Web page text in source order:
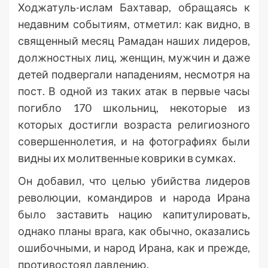
Ходжатуль-ислам Бахтавар, обращаясь к
недавним событиям, отметил: как видно, в
священный месяц Рамадан наших лидеров,
должностных лиц, женщин, мужчин и даже
детей подвергали нападениям, несмотря на
пост. В одной из таких атак в первые часы
погибло 170 школьниц, некоторые из
которых достигли возраста религиозного
совершеннолетия, и на фотографиях были
видны их молитвенные коврики в сумках.
Он добавил, что целью убийства лидеров
революции, командиров и народа Ирана
было заставить нацию капитулировать,
однако планы врага, как обычно, оказались
ошибочными, и народ Ирана, как и прежде,
противостоял давлению.